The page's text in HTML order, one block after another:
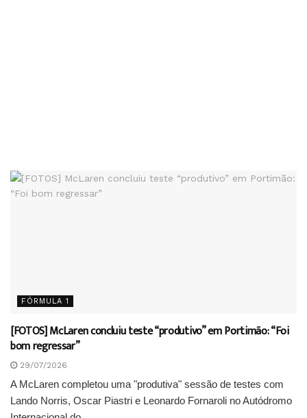
FÓRMULA 1
[FOTOS] McLaren concluiu teste “produtivo” em Portimão: “Foi
bom regressar”
29/07/2026
A McLaren completou uma "produtiva" sessão de testes com
Lando Norris, Oscar Piastri e Leonardo Fornaroli no Autódromo